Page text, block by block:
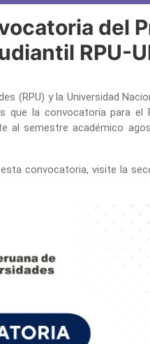
del
RPU-
(RPU) y la Universidad
que la convocatoria para el
al semestre académico
convocatoria, visite la